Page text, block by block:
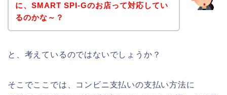
に、SMART SPI-Gのお店って対応してい
るのかな～？
と、考えているのではないでしょうか？
そこでここでは、コンビニ支払いの支払い方法に